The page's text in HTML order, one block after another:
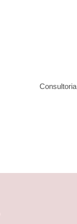
Consultoria